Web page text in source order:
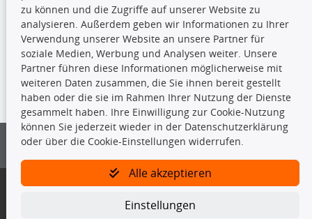
Die hier angezeigten Daten insbesondere die gesamte Datenbank dürfen
nicht kopiert werden.
Es ist zu unterlassen, die Daten oder die gesamte Datenbank ohne
vorherige Zustimmung von TecDoc zu vervielfältigen, zu verbreiten
und/oder diese Handlungen durch Dritte ausführen zu lassen. Ein
Bitte prüfen Sie, ob das über unseren Onlineshop identifizierte Ersatzteil
Gegebenenfalls sind ergänzende Informationen notwendig, um
zu können und die Zugriffe auf unserer Website zu
analysieren. Außerdem geben wir Informationen zu Ihrer
Verwendung unserer Website an unsere Partner für
soziale Medien, Werbung und Analysen weiter. Unsere
Partner führen diese Informationen möglicherweise mit
weiteren Daten zusammen, die Sie ihnen bereit gestellt
haben oder die sie im Rahmen Ihrer Nutzung der Dienste
gesammelt haben. Ihre Einwilligung zur Cookie-Nutzung
können Sie jederzeit wieder in der Datenschutzerklärung
oder über die Cookie-Einstellungen widerrufen.
Alle akzeptieren
Einstellungen